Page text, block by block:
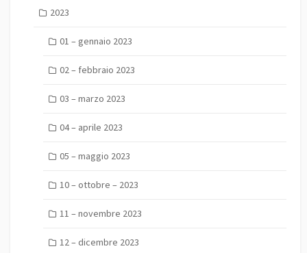
2023
01 – gennaio 2023
02 – febbraio 2023
03 – marzo 2023
04 – aprile 2023
05 – maggio 2023
10 – ottobre – 2023
11 – novembre 2023
12 – dicembre 2023